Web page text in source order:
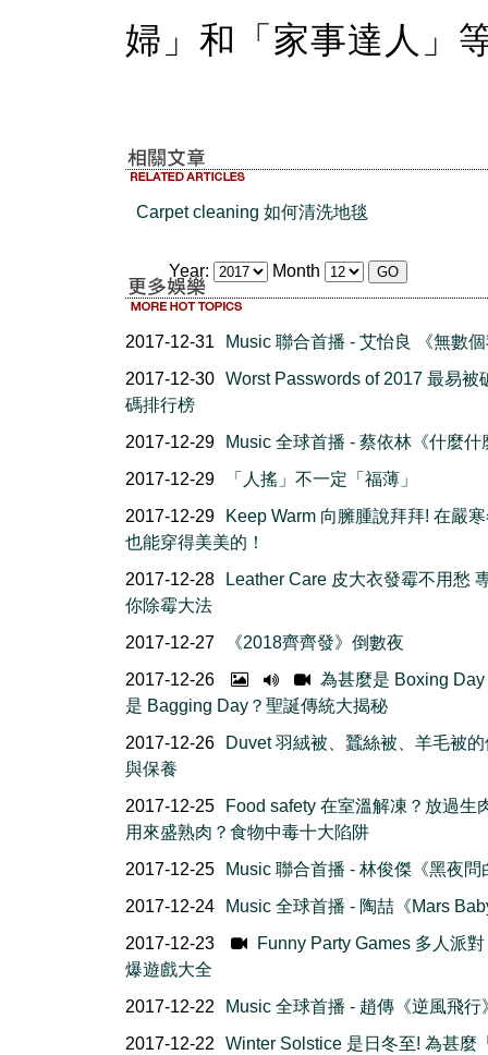
婦」和「家事達人」
Carpet cleaning 如何清洗地毯
Year: Month
2017-12-31
Music 聯合首播 - 艾怡良 《無數
2017-12-30 Worst Passwords of 2017 最易被
碼排行榜
2017-12-29
Music 全球首播 - 蔡依林《什麼什
2017-12-29
「人搖」不一定「福薄」
2017-12-29
Keep Warm 向臃腫說拜拜! 在嚴
也能穿得美美的！
2017-12-28
Leather Care 皮大衣發霉不用愁
你除霉大法
2017-12-27
《2018齊齊發》倒數夜
2017-12-26
為甚麼是 Boxing Day
是 Bagging Day？聖誕傳統大揭秘
2017-12-26
Duvet 羽絨被、蠶絲被、羊毛被
與保養
2017-12-25
Food safety 在室溫解凍？放過生
用來盛熟肉？食物中毒十大陷阱
2017-12-25
Music 聯合首播 - 林俊傑《黑夜問
2017-12-24
Music 全球首播 - 陶喆《Mars
2017-12-23
Funny Party Games 多人派
爆遊戲大全
2017-12-22
Music 全球首播 - 趙傳《逆風飛行
2017-12-22
Winter Solstice 是日冬至! 為甚麼